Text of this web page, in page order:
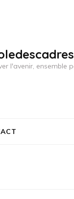
l'avenir, ensemble